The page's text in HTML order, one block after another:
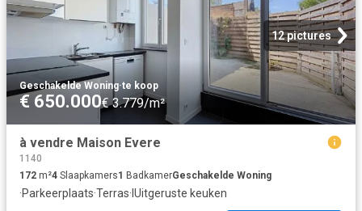
12 pictures
Geschakelde Woning·te koop
€ 650.000€ 3.779/m²
à vendre Maison Evere
1140
172 m²4 Slaapkamers1 BadkamerGeschakelde Woning
·Parkeerplaats·Terras· IUitgeruste keuken